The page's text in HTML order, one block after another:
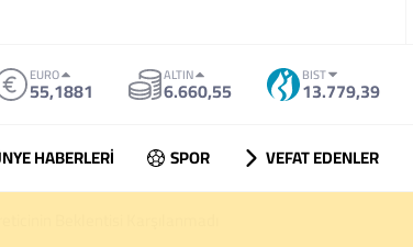
EURO
55,1881 ALTIN
6.660,55 BIST
13.779,39
HABERLERİ SPOR
VEFAT EDENLER